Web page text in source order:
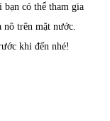
có thể tham gia
nô trên mặt nước.
khi đến nhé!